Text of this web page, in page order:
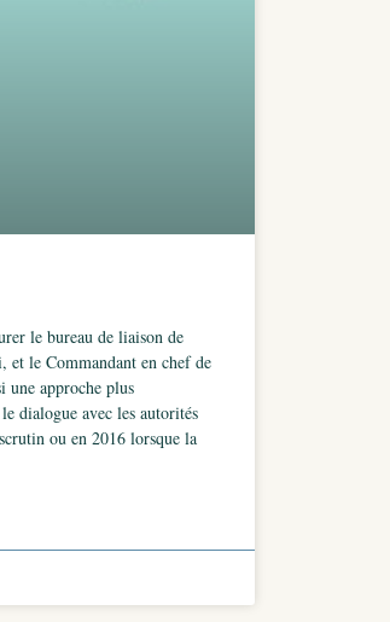
le bureau de liaison de
et le Commandant en chef de
une approche plus
dialogue avec les autorités
ou en 2016 lorsque la